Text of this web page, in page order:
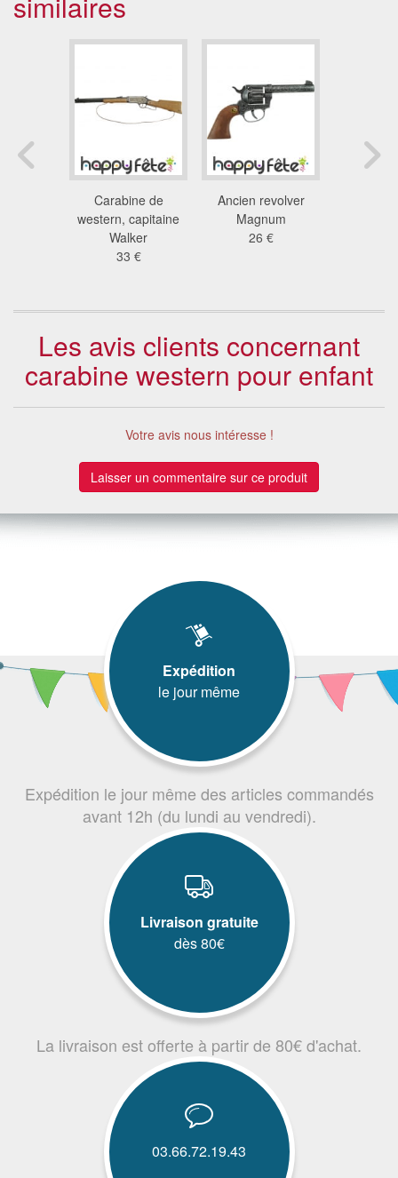
Carabine de
western, capitaine
Walker
33 €
Ancien revolver
Magnum
26 €
Les avis clients concernant
carabine western pour enfant
Votre avis nous intéresse !
Laisser un commentaire sur ce produit
Expédition
le jour même
Expédition le jour même des articles commandés
avant 12h (du lundi au vendredi).
Livraison gratuite
dès 80€
La livraison est offerte à partir de 80€ d'achat.
03.66.72.19.43